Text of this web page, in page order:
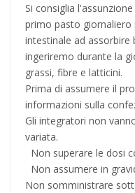
Si consiglia
primo pasto
intestinale ad
ingeriremo durante la
grassi, fibre e latticini.
Prima di assumere il
informazioni sulla
Gli integratori non
variata.
Non superare le dosi
Non assumere in
Non somministrare